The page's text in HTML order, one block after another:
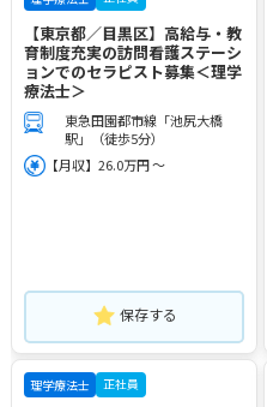
【東京都／目黒区】高給与・教
育制度充実の訪問看護ステーシ
ョンでのセラピスト募集＜理学
療法士＞
東急田園都市線「池尻大橋
駅」（徒歩5分）
【月収】26.0万円 ～
保存する
理学療法士 正社員